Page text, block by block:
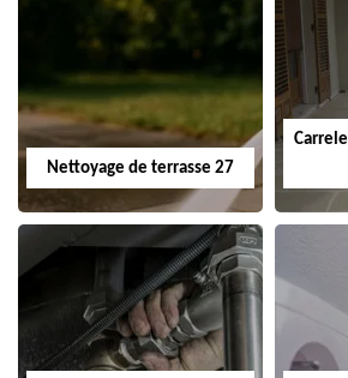
Nettoyage de terrasse 27